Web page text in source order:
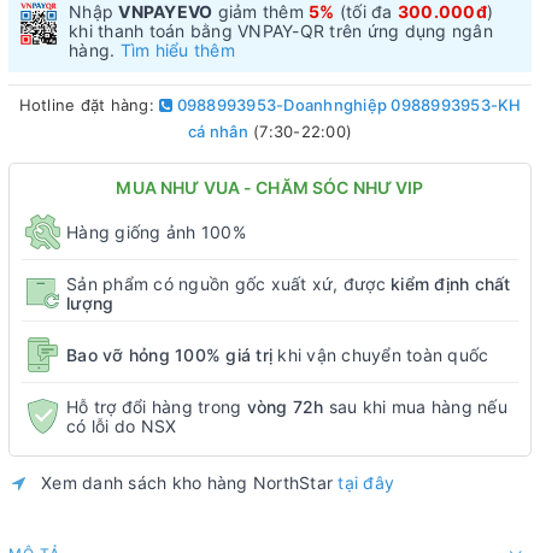
NhậpVNPAYEVO giảm thêm 5% (tối đa 300.000đ)
khi thanh toán bằng VNPAY-QR trên ứng dụng ngân
hàng. Tìm hiểu thêm
Hotline đặt hàng:
0988993953-Doanhnghiệp 0988993953-KH
cá nhân (7:30-22:00)
MUA NHƯ VUA - CHĂM SÓC NHƯ VIP
Hàng giống ảnh 100%
Sản phẩm có nguồn gốc xuất xứ, được kiểm định chất
lượng
Bao vỡ hỏng 100% giá trị khi vận chuyển toàn quốc
Hỗ trợ đổi hàng trong vòng 72h sau khi mua hàng nếu
có lỗi do NSX
Xem danh sách kho hàng NorthStartại đây